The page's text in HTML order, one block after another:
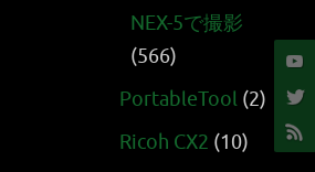
NEX-5で撮影
(566)
PortableTool (2)
Ricoh CX2 (10)